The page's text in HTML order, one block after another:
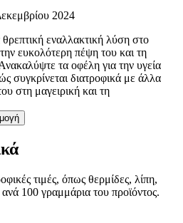
2024
θρεπτική εναλλακτική λύση στο
ευκολότερη πέψη του και τη
τα οφέλη για την υγεία
συγκρίνεται διατροφικά με άλλα
στη μαγειρική και τη
τιμές, όπως θερμίδες, λίπη,
100 γραμμάρια του προϊόντος.